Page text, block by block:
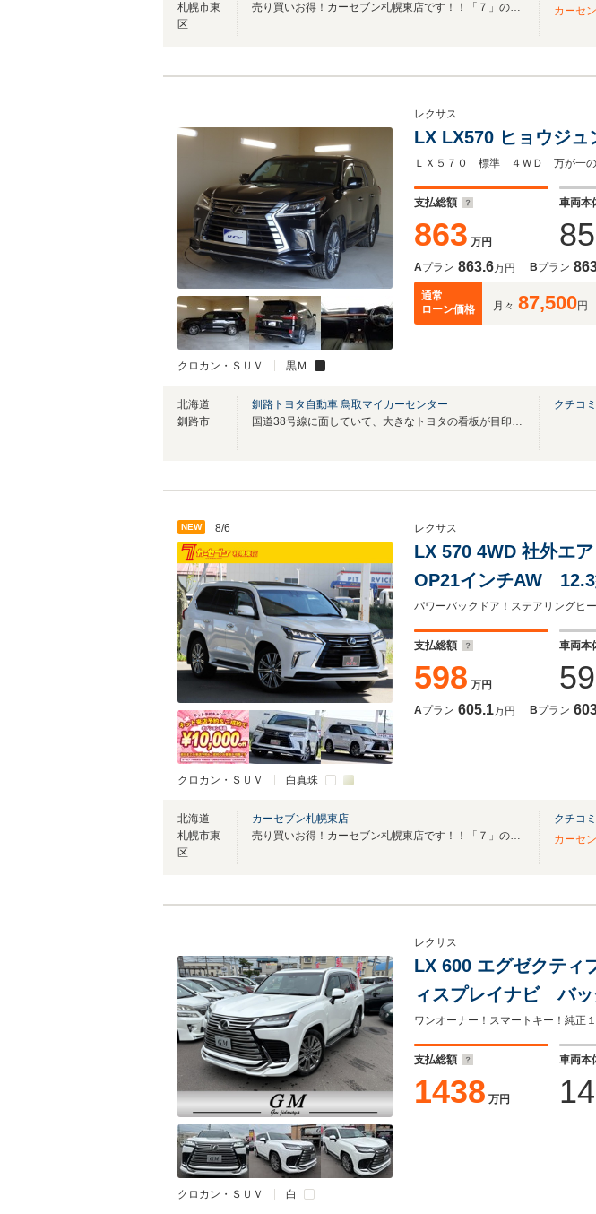
札幌市東
区
売り買いお得！カーセブン札幌東店です！！「７」の黄色い看板が目印！！
カーセ
クロカン・ＳＵＶ 黒Ｍ
レクサス
LX LX570 ヒョウジ
ＬＸ５７０ 標準 ４ＷＤ 万が一の
支払総額
863 万円
車両本
Aプラン 863.6万円 Bプラン
通常
ローン価格
月々 87,500円
北海道
釧路市
釧路トヨタ自動車 鳥取マイカーセンター
国道38号線に面していて、大きなトヨタの看板が目印の鳥取マイカーセンターです！！
クチコ
NEW 8/6
クロカン・ＳＵＶ 白真珠
レクサス
LX 570 4WD 社外エ
OP21インチAW
ム+ サンフレアブ
支払総額
598 万円
車両本
Aプラン 605.1万円 Bプラン
北海道
札幌市東
区
カーセブン札幌東店
売り買いお得！カーセブン札幌東店です！！「７」の黄色い看板が目印！！
クチコ
カーセ
クロカン・ＳＵＶ 白
レクサス
LX 600 エグゼクテ
ィスプレイナビ バ
ー 追従クルコン パ
支払総額
1438 万円
車両本